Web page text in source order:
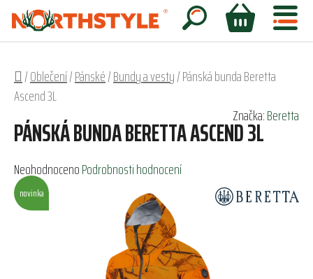
Přejít
obsah
Hledat
NÁKUPNÍ
Domů
/Oblečení/Pánské/Bundy a vesty/Pánská bunda Beretta
Ascend 3L
PÁNSKÁ BUNDA BERETTA ASCEND 3L
Průměrné
hodnocení
produktu
NeohodnocenoPodrobnosti hodnocení
Značka:Beretta
novinka